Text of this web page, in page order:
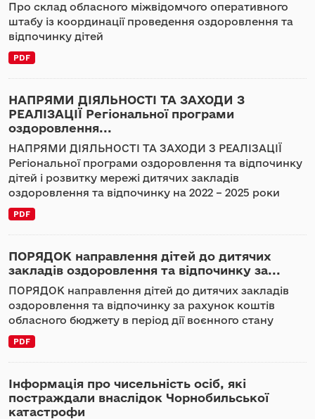
Про склад обласного міжвідомчого оперативного
штабу із координації проведення оздоровлення та
відпочинку дітей
PDF
НАПРЯМИ ДІЯЛЬНОСТІ ТА ЗАХОДИ З
РЕАЛІЗАЦІЇ Регіональної програми
оздоровлення...
НАПРЯМИ ДІЯЛЬНОСТІ ТА ЗАХОДИ З РЕАЛІЗАЦІЇ
Регіональної програми оздоровлення та відпочинку
дітей і розвитку мережі дитячих закладів
оздоровлення та відпочинку на 2022 – 2025 роки
PDF
ПОРЯДОК направлення дітей до дитячих
закладів оздоровлення та відпочинку за...
ПОРЯДОК направлення дітей до дитячих закладів
оздоровлення та відпочинку за рахунок коштів
обласного бюджету в період дії воєнного стану
PDF
Інформація про чисельність осіб, які
постраждали внаслідок Чорнобильської
катастрофи